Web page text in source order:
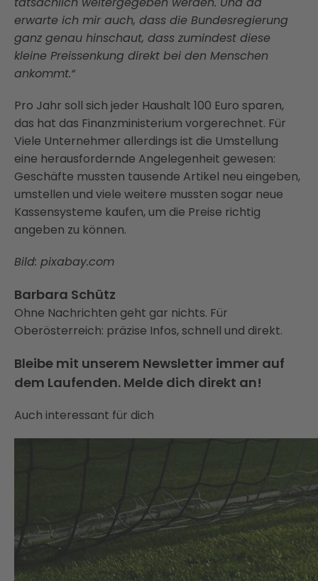
erwarte ich mir auch, dass die Bundesregierung
ganz genau hinschaut, dass zumindest diese
kleine Preissenkung direkt bei den Menschen
ankommt.“
Pro Jahr soll sich jeder Haushalt 100 Euro sparen,
das hat das Finanzministerium vorgerechnet. Für
Viele Unternehmer allerdings ist die Umstellung
eine herausfordernde Angelegenheit gewesen:
Geschäfte mussten tausende Artikel neu eingeben,
umstellen und viele weitere mussten sogar neue
Kassensysteme kaufen, um die Preise richtig
angeben zu können.
Bild: pixabay.com
Barbara Schütz
Ohne Nachrichten geht gar nichts. Für
Oberösterreich: präzise Infos, schnell und direkt.
Bleibe mit unserem Newsletter immer auf
dem Laufenden. Melde dich direkt an!
Auch interessant für dich